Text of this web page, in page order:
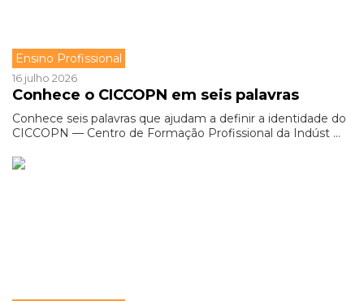
Ensino Profissional
16 julho 2026
Conhece o CICCOPN em seis palavras
Conhece seis palavras que ajudam a definir a identidade do
CICCOPN — Centro de Formação Profissional da Indúst ...